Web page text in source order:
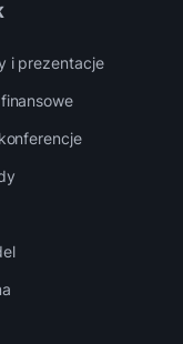
i prezentacje